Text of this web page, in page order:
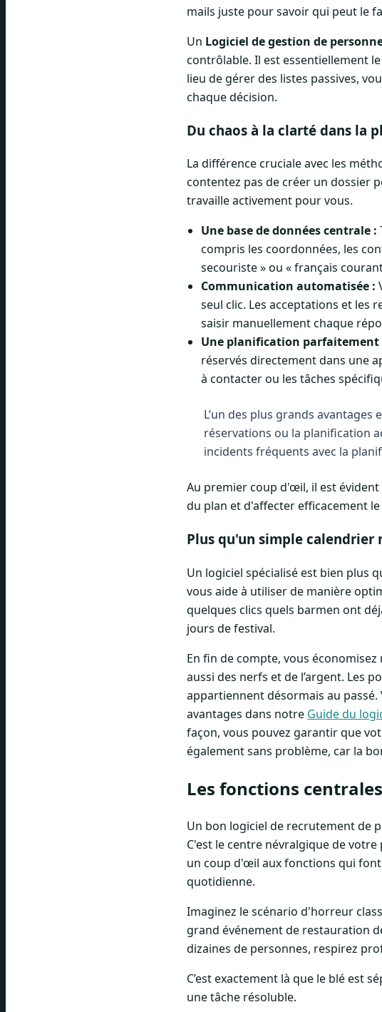
mails juste pour savoir qui peut le
Un Logiciel de gestion de
contrôlable. Il est essentiellement
lieu de gérer des listes passives,
chaque décision.
Du chaos à la clarté dans la
La différence cruciale avec les
contentez pas de créer un dossier
travaille activement pour vous.
Une base de données centrale :
compris les coordonnées, les
secouriste » ou « français
Communication automatisée :
seul clic. Les acceptations et les
saisir manuellement chaque
Une planification parfaitement
réservés directement dans une
à contacter ou les tâches
L’un des plus grands
réservations ou la planification
incidents fréquents avec la
Au premier coup d'œil, il est
du plan et d'affecter efficacement
Plus qu'un simple calendrier
Un logiciel spécialisé est bien plus
vous aide à utiliser de manière
quelques clics quels barmen ont
jours de festival.
En fin de compte, vous
aussi des nerfs et de l’argent. Les
appartiennent désormais au
avantages dans notre Guide du
façon, vous pouvez garantir que
également sans problème, car la
Les fonctions
Un bon logiciel de recrutement de
C'est le centre névralgique de
un coup d'œil aux fonctions qui
quotidienne.
Imaginez le scénario d'horreur
grand événement de restauration
dizaines de personnes, respirez
C’est exactement là que le blé est
une tâche résoluble.